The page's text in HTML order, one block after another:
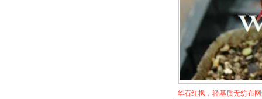
华石红枫，轻基质无纺布